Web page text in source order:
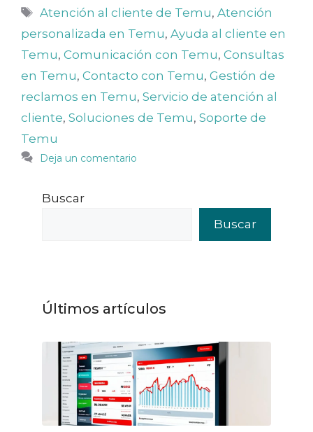
Etiquetas
Atención al cliente de Temu,Atención
personalizada en Temu, Ayuda al cliente en
Temu, Comunicación con Temu, Consultas
en Temu, Contacto con Temu, Gestión de
reclamos en Temu, Servicio de atención al
cliente, Soluciones de Temu, Soporte de
Temu
Deja un comentario
Buscar
Buscar
Últimos artículos